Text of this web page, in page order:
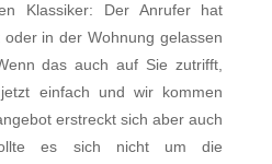
Klassiker: Der Anrufer hat
in der Wohnung gelassen
das auch auf Sie zutrifft,
einfach und wir kommen
erstreckt sich aber auch
es sich nicht um die